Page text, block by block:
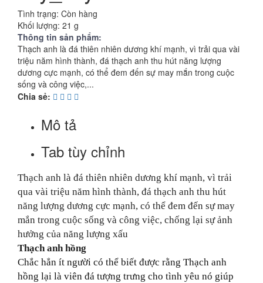
Tình trạng: Còn hàng
Khối lượng: 21 g
Thông tin sản phẩm:
Thạch anh là đá thiên nhiên dương khí mạnh, vì trải qua vài
triệu năm hình thành, đá thạch anh thu hút năng lượng
dương cực mạnh, có thể đem đến sự may mắn trong cuộc
sống và công việc,...
Chia sẻ:
Mô tả
Tab tùy chỉnh
Thạch anh là đá thiên nhiên dương khí mạnh, vì trải
qua vài triệu năm hình thành, đá thạch anh thu hút
năng lượng dương cực mạnh, có thể đem đến sự may
mắn trong cuộc sống và công việc, chống lại sự ảnh
hưởng của năng lượng xấu
Thạch anh hồng
Chắc hẳn ít người có thể biết được rằng Thạch anh
hồng lại là viên đá tượng trưng cho tình yêu nó giúp